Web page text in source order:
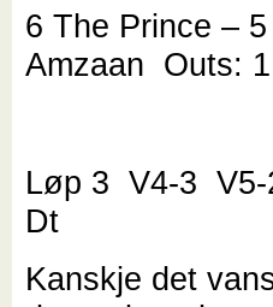
6 The Prince –
Amzaan Outs:
Løp 3 V4-3
Dt
Kanskje det